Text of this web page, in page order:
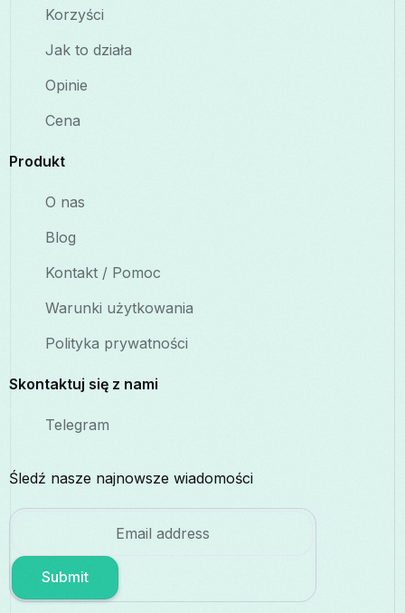
Korzyści
Jak to działa
Opinie
Cena
Produkt
O nas
Blog
Kontakt / Pomoc
Warunki użytkowania
Polityka prywatności
Skontaktuj się z nami
Telegram
Śledź nasze najnowsze wiadomości
Submit